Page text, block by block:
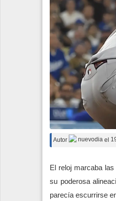
Autor nuevodia el
El reloj marcaba
su poderosa
parecía escurrirse